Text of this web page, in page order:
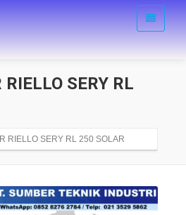
SERY RL
RIELLO SERY RL 250 SOLAR